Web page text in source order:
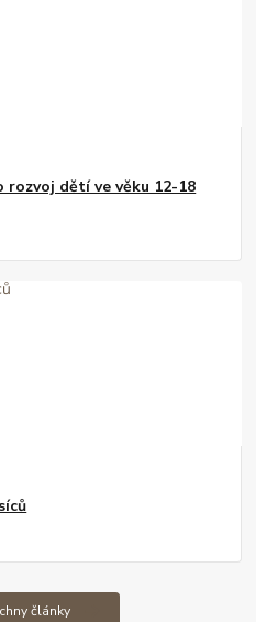
dětí ve věku 12-18
články